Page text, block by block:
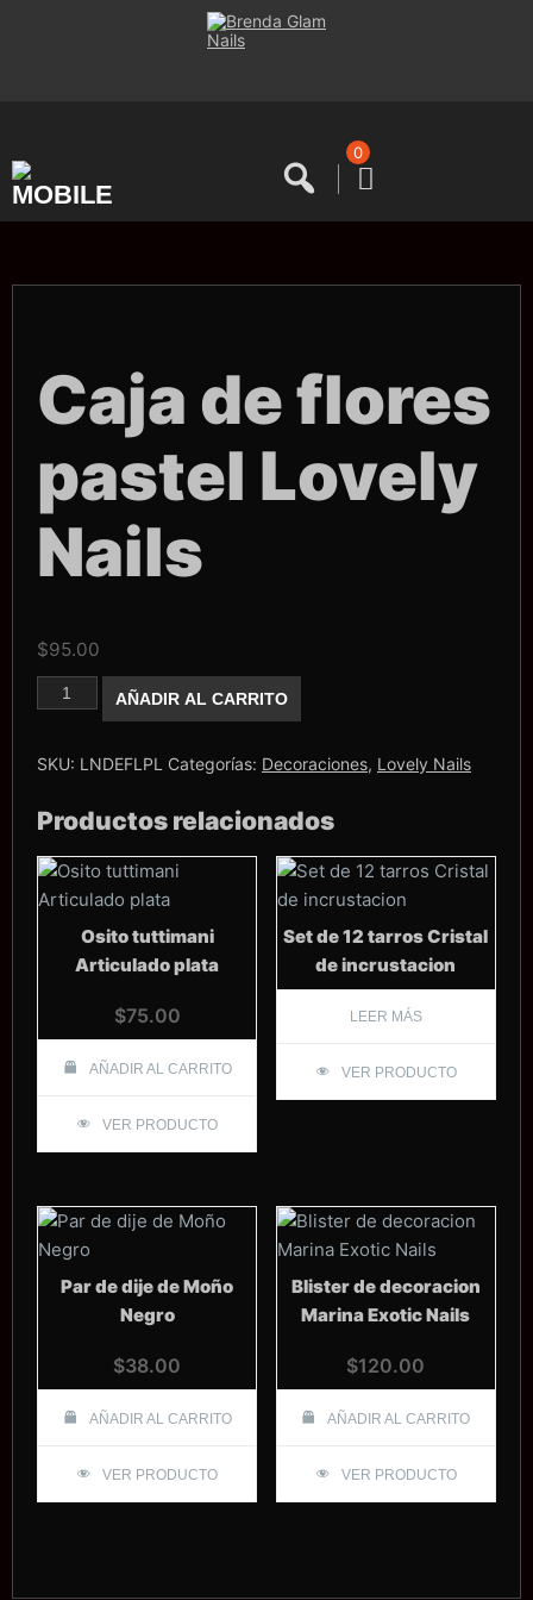
0
Caja de flores
pastel Lovely
Nails
$95.00
Caja
Lovely
AÑADIR AL CARRITO
SKU: LNDEFLPL Categorías: Decoraciones, Lovely Nails
Productos relacionados
Osito tuttimani
Articulado plata
$75.00
AÑADIR AL CARRITO
VER PRODUCTO
Set de 12 tarros Cristal
de incrustacion
LEER MÁS
VER PRODUCTO
Par de dije de Moño
Negro
$38.00
AÑADIR AL CARRITO
VER PRODUCTO
Blister de decoracion
Marina Exotic Nails
$120.00
AÑADIR AL CARRITO
VER PRODUCTO